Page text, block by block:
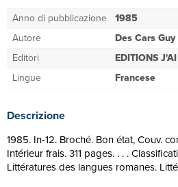
Anno di pubblicazione 1985
Autore
Des Cars Guy
Editori
EDITIONS
Lingue
Francese
Descrizione
1985. In-12. Broché. Bon état, Couv.
Intérieur frais. 311 pages. . . .
Littératures des langues romanes.